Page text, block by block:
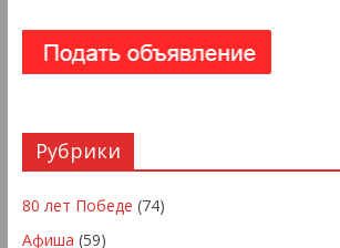
Рубрики
80 лет Победе (74)
Афиша (59)